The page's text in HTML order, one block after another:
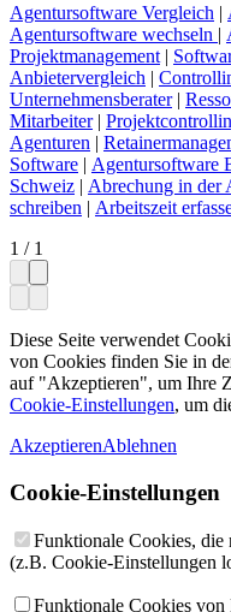
Agentursoftware Vergleich |
Agentursoftware wechseln |
Projektmanagement |
Anbietervergleich |
Unternehmensberater|
Mitarbeiter|
Agenturen |
Software | Agentursoftware
Schweiz | Abrechung in der
schreiben | Arbeitszeit
1 / 1
Diese Seite verwendet
von Cookies finden Sie in
auf "Akzeptieren", um Ihre
Cookie-Einstellungen, um
AkzeptierenAblehnen
Cookie-Einstellungen
Funktionale Cookies, die
(z.B. Cookie-Einstellungen
Funktionale Cookies